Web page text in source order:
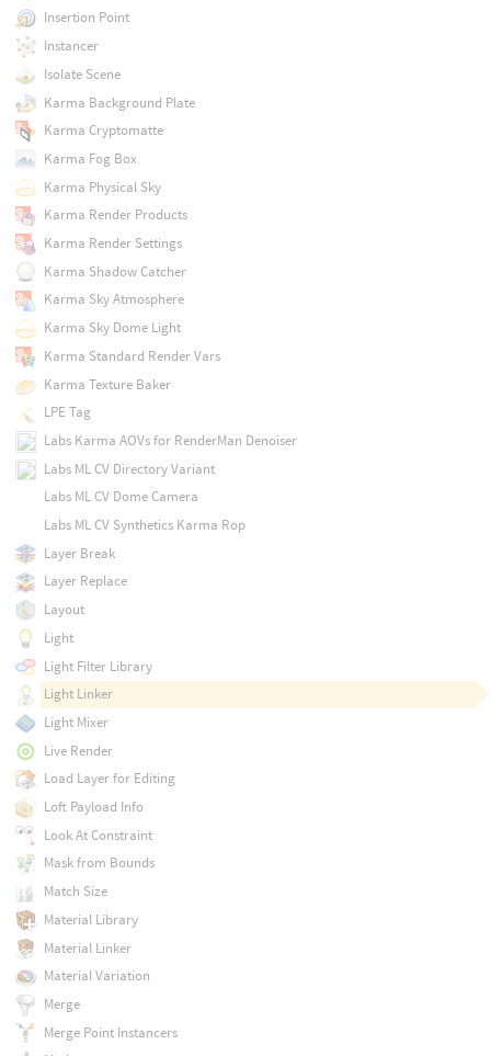
Insertion Point
Instancer
Isolate Scene
Karma Background Plate
Karma Cryptomatte
Karma Fog Box
Karma Physical Sky
Karma Render Products
Karma Render Settings
Karma Shadow Catcher
Karma Sky Atmosphere
Karma Sky Dome Light
Karma Standard Render Vars
Karma Texture Baker
LPE Tag
Labs Karma AOVs for RenderMan Denoiser
Labs ML CV Directory Variant
Labs ML CV Dome Camera
Labs ML CV Synthetics Karma Rop
Layer Break
Layer Replace
Layout
Light
Light Filter Library
Light Linker
Light Mixer
Live Render
Load Layer for Editing
Loft Payload Info
Look At Constraint
Mask from Bounds
Match Size
Material Library
Material Linker
Material Variation
Merge
Merge Point Instancers